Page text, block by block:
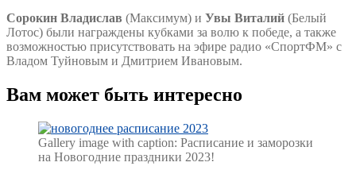
Сорокин Владислав (Максимум) и Увы Виталий (Белый
Лотос) были награждены кубками за волю к победе, а также
возможностью присутствовать на эфире радио «СпортФМ» с
Владом Туйновым и Дмитрием Ивановым.
Вам может быть интересно
Gallery image with caption: Расписание и заморозки
на Новогодние праздники 2023!